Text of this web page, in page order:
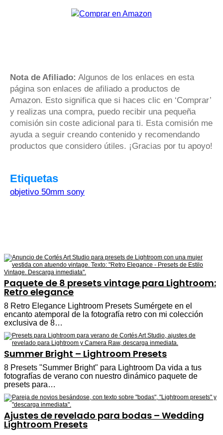
Nota de Afiliado: Algunos de los enlaces en esta
página son enlaces de afiliado a productos de
Amazon. Esto significa que si haces clic en ‘Comprar’
y realizas una compra, puedo recibir una pequeña
comisión sin coste adicional para ti. Esta comisión me
ayuda a seguir creando contenido y recomendando
productos que considero útiles. ¡Gracias por tu apoyo!
Etiquetas
objetivo 50mm sony
Paquete de 8 presets vintage para Lightroom:
Retro elegance
8 Retro Elegance Lightroom Presets Sumérgete en el
encanto atemporal de la fotografía retro con mi colección
exclusiva de 8…
Summer Bright – Lightroom Presets
8 Presets "Summer Bright" para Lightroom Da vida a tus
fotografías de verano con nuestro dinámico paquete de
presets para…
Ajustes de revelado para bodas – Wedding
Lightroom Presets